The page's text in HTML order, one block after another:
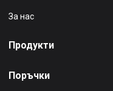
За нас
Продукти
Поръчки